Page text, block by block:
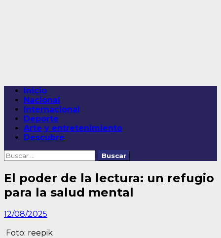
Menú
principal
Inicio
Nacional
Internacional
Deporte
Arte y entretenimiento
Descubre
Buscar:
El poder de la lectura: un refugio
para la salud mental
12/08/2025
Foto: reepik